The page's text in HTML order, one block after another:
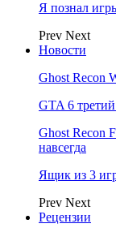
Я познал
Prev Next
Новости
Ghost Recon
GTA 6
Ghost Recon
навсегда
Ящик из 3
Prev Next
Рецензии